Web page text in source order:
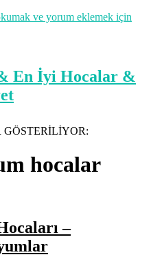
ve yorum eklemek için
hocalar
–